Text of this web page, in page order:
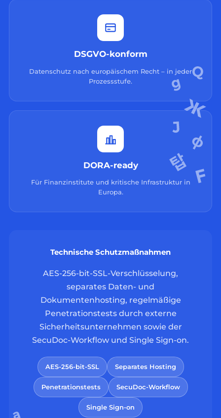
DSGVO-konform
Datenschutz nach europäischem Recht – in jeder
Prozessstufe.
DORA-ready
Für Finanzinstitute und kritische Infrastruktur in
Europa.
Technische Schutzmaßnahmen
AES-256-bit-SSL-Verschlüsselung,
separates Daten- und
Dokumentenhosting, regelmäßige
Penetrationstests durch externe
Sicherheitsunternehmen sowie der
SecuDoc-Workflow und Single Sign-on.
AES-256-bit-SSL Separates Hosting
Penetrationstests SecuDoc-Workflow
Single Sign-on